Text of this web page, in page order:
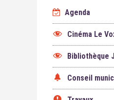
Agenda
Cinéma Le
Bibliothèque
Conseil